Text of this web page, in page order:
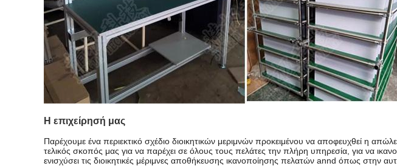
Η επιχείρησή μας
Παρέχουμε ένα περιεκτικό σχέδιο διοικητικών μεριμνών προκειμένου να αποφευχθεί η
τελικός σκοπός μας για να παρέχει σε όλους τους πελάτες την πλήρη υπηρεσία, για να
ενισχύσει τις διοικητικές μέριμνες αποθήκευσης ικανοποίησης πελατών annd όπως στην